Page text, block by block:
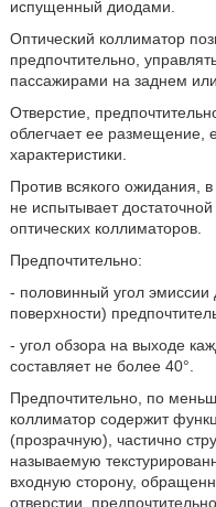
испущенный диодами.
Оптический коллиматор
предпочтительно,
пассажирами на заднем
Отверстие,
облегчает ее размещение,
характеристики.
Против всякого ожидания, в
не испытывает
оптических коллиматоров.
Предпочтительно:
- половинный угол
поверхности)
- угол обзора на выходе
составляет не более 40°.
Предпочтительно, по
коллиматор содержит
(прозрачную), частично
называемую
входную сторону,
отверстии,